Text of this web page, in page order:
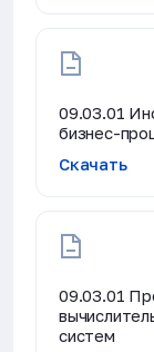
09.03.01
бизнес-
Скачать
09.03.01
систем